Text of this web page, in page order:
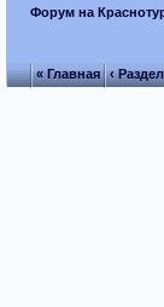
Форум на
« Главная ‹ Раздел